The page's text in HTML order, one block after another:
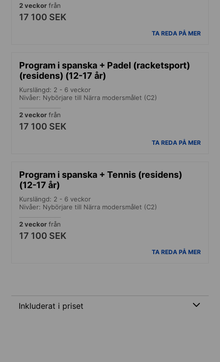
2 veckor från
17 100 SEK
TA REDA PÅ MER
Program i spanska + Padel (racketsport)
(residens) (12-17 år)
Kurslängd: 2 - 6 veckor
Nivåer: Nybörjare till Närra modersmålet (C2)
2 veckor från
17 100 SEK
TA REDA PÅ MER
Program i spanska + Tennis (residens)
(12-17 år)
Kurslängd: 2 - 6 veckor
Nivåer: Nybörjare till Närra modersmålet (C2)
2 veckor från
17 100 SEK
TA REDA PÅ MER
Inkluderat i priset